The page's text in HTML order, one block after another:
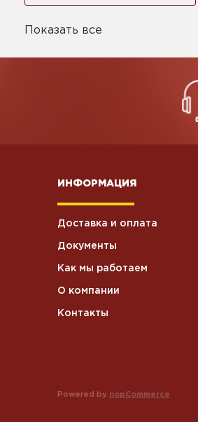
Показать все
ИНФОРМАЦИЯ
Доставка и оплата
Документы
Как мы работаем
О компании
Контакты
Powered by nopCommerce